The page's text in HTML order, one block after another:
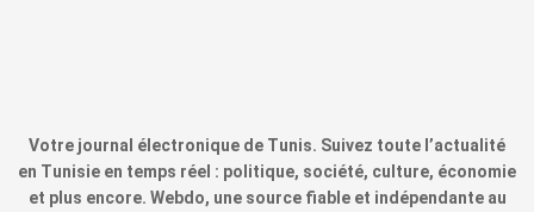
Votre journal électronique de Tunis. Suivez toute l’actualité
en Tunisie en temps réel : politique, société, culture, économie
et plus encore. Webdo, une source fiable et indépendante au